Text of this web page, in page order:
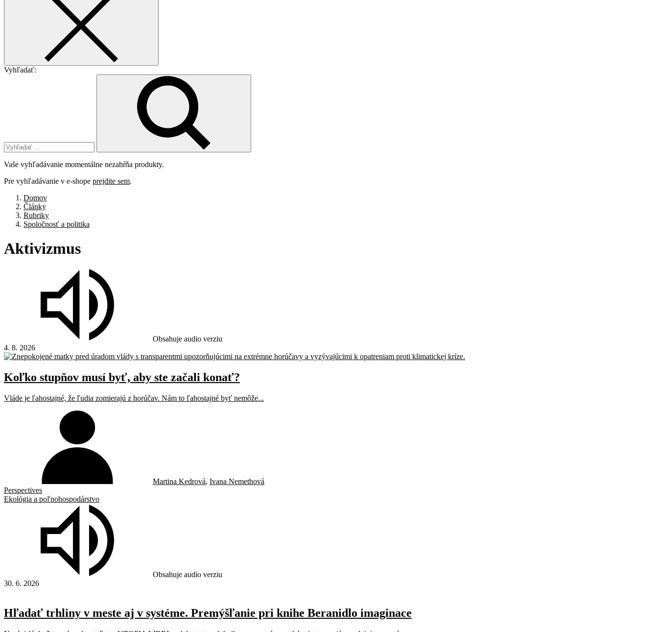
Vyhľadať:
Vaše vyhľadávanie momentálne nezahŕňa produkty.
Pre vyhľadávanie v e-shope prejdite sem.
Domov
Články
Rubriky
Spoločnosť a politika
Aktivizmus
Obsahuje audio verziu
4. 8. 2026
Koľko stupňov musí byť, aby ste začali konať?
Vláde je ľahostajné, že ľudia zomierajú z horúčav. Nám to ľahostajné byť nemôže...
Martina Kedrová, Ivana Nemethová
Perspectives
Ekológia a poľnohospodárstvo
Obsahuje audio verziu
30. 6. 2026
Hľadať trhliny v meste aj v systéme. Premýšľanie pri knihe Beranidlo imaginace